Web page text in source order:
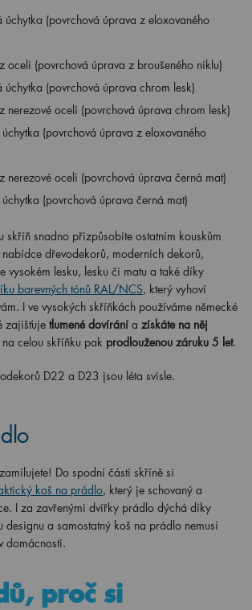
(povrchová úprava z eloxovaného
oceli (povrchová úprava z broušeného niklu)
(povrchová úprava chrom lesk)
nerezové oceli (povrchová úprava chrom lesk)
(povrchová úprava z eloxovaného
nerezové oceli (povrchová úprava černá mat)
(povrchová úprava černá mat)
skříň snadno přizpůsobíte ostatním kouskům
dřevodekorů, moderních dekorů,
vysokém lesku, lesku či matu a také díky
barevných tónů RAL/NCS, který vyhoví
I ve vysokých skříňkách používáme německé
zajišťuje tlumené dovírání a získáte na něj
celou skříňku pak prodlouženou záruku 5 let.
ekorů D22 a D23 jsou léta svisle.
Do spodní části skříně si
koš na prádlo, který je schovaný a
I za zavřenými dvířky prádlo dýchá díky
designu a samostatný koš na prádlo nemusí
domácnosti.
proč si